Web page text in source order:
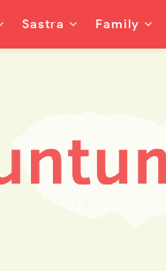
Sastra Family